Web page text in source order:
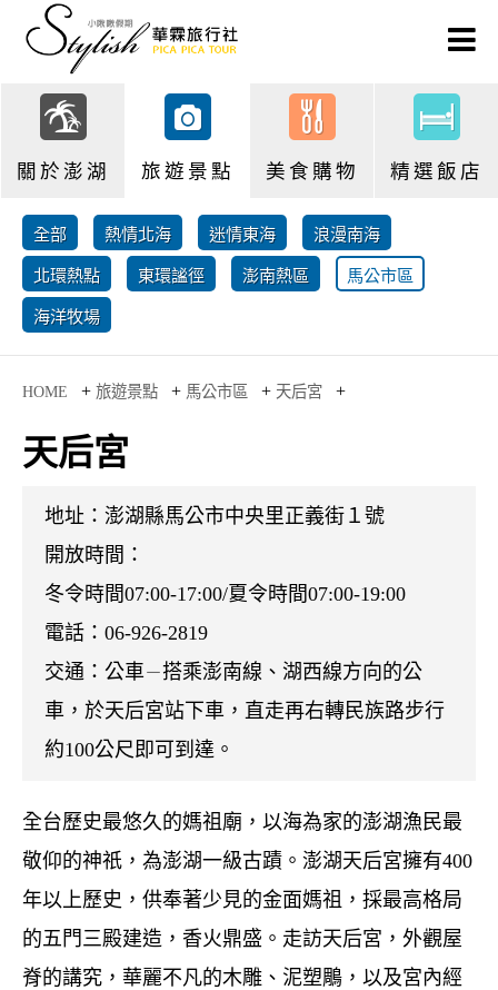
關於澎湖 旅遊景點 美食購物 精選飯店
全部 熱情北海 迷情東海 浪漫南海
北環熱點 東環謐徑 澎南熱區 馬公市區
海洋牧場
HOME + 旅遊景點 + 馬公市區 + 天后宮 +
天后宮
地址：澎湖縣馬公市中央里正義街１號
開放時間：
冬令時間07:00-17:00/夏令時間07:00-19:00
電話：06-926-2819
交通： 公車－搭乘澎南線、湖西線方向的公
車，於天后宮站下車，直走再右轉民族路步行
約100公尺即可到達。
全台歷史最悠久的媽祖廟，以海為家的澎湖漁民最
敬仰的神祇，為澎湖一級古蹟。澎湖天后宮擁有400
年以上歷史，供奉著少見的金面媽祖，採最高格局
的五門三殿建造，香火鼎盛。走訪天后宮，外觀屋
脊的講究，華麗不凡的木雕、泥塑鵰，以及宮內經